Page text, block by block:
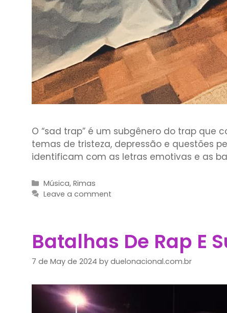
O “sad trap” é um subgênero do trap que
temas de tristeza, depressão e questões
identificam com as letras emotivas e as
Categories
Música,Rimas
Leave a comment
Batalhas De Rap E
7 de May de 2024 by duelonacional.com.br